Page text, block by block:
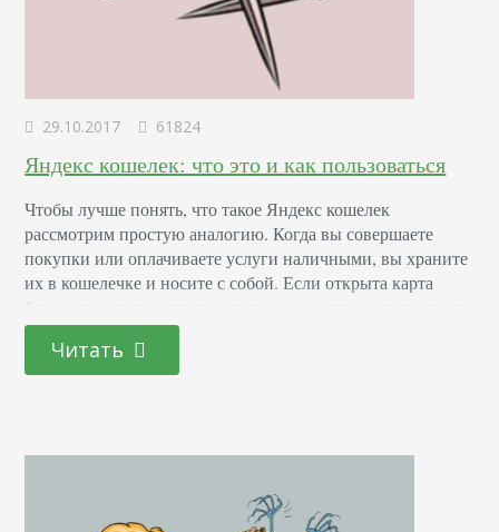
29.10.2017 61824
Яндекс кошелек: что это и как пользоваться
Чтобы лучше понять, что такое Яндекс кошелек
рассмотрим простую аналогию. Когда вы совершаете
покупки или оплачиваете услуги наличными, вы храните
их в кошелечке и носите с собой. Если открыта карта
банка, вы совершаете покупки с ее помощью, оплачиваете
онлайн-покупки, получаете зарплату. Яндекс Кошелек
существенно облегчает проведение подобных операций,
как в онлайн режиме, так и в оффлайновских магазинах и
Читать